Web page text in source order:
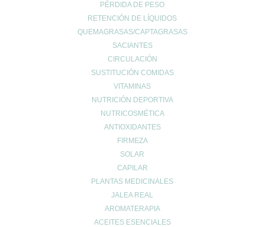
PÉRDIDA DE PESO
RETENCIÓN DE LÍQUIDOS
QUEMAGRASAS/CAPTAGRASAS
SACIANTES
CIRCULACIÓN
SUSTITUCIÓN COMIDAS
VITAMINAS
NUTRICIÓN DEPORTIVA
NUTRICOSMÉTICA
ANTIOXIDANTES
FIRMEZA
SOLAR
CAPILAR
PLANTAS MEDICINALES
JALEA REAL
AROMATERAPIA
ACEITES ESENCIALES